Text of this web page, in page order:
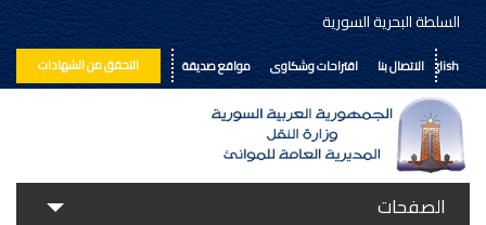
السلطة البحرية السورية
التحقق من الشهادات الاتصال بنا اقتراحات وشكاوى مواقع صديقة English
الصفحات